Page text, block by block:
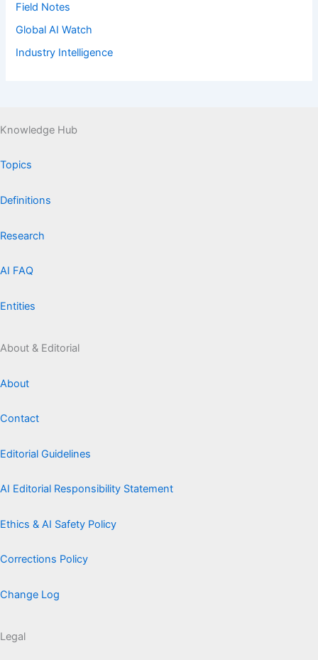
Field Notes
Global AI Watch
Industry Intelligence
Knowledge Hub
Topics
Definitions
Research
AI FAQ
Entities
About & Editorial
About
Contact
Editorial Guidelines
AI Editorial Responsibility Statement
Ethics & AI Safety Policy
Corrections Policy
Change Log
Legal